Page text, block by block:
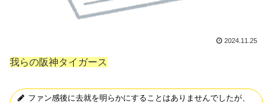
2024.11.25
我らの阪神タイガース
ファン感後に去就を明らかにすることはありませんでしたが、